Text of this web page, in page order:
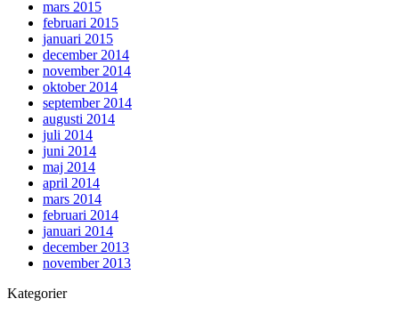
mars 2015
februari 2015
januari 2015
december 2014
november 2014
oktober 2014
september 2014
augusti 2014
juli 2014
juni 2014
maj 2014
april 2014
mars 2014
februari 2014
januari 2014
december 2013
november 2013
Kategorier